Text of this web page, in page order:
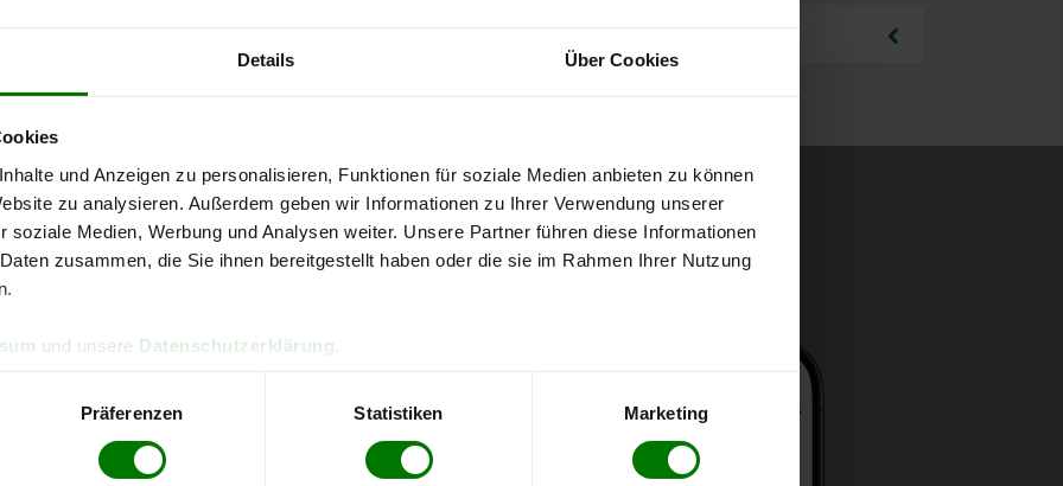
Details Über Cookies
und Anzeigen zu personalisieren, Funktionen für soziale Medien anbieten zu können
zu analysieren. Außerdem geben wir Informationen zu Ihrer Verwendung unserer
soziale Medien, Werbung und Analysen weiter. Unsere Partner führen diese Informationen
zusammen, die Sie ihnen bereitgestellt haben oder die sie im Rahmen Ihrer Nutzung
und unsere Datenschutzerklärung
Präferenzen Statistiken Marketing
kostenlose
direkt online bestellen
aktuellen Stand